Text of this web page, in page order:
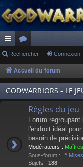
ac
co
ur
ci
or
u
m
s
Rechercher Connexion
Accueil du forum
GODWARRIORS - LE
Règles du jeu
Forum
l'endroit idéal
besoin de
Modérateurs :
Sous-forum :
Sujets : 188